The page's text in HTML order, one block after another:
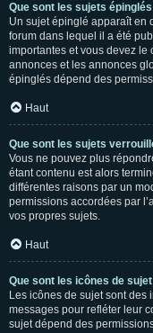
Que sont les sujets
Un sujet épinglé apparaît en
forum dans lequel il a été
importantes et vous devez
annonces et les annonces
épinglés dépend des
Haut
Que sont les sujets
Vous ne pouvez plus
étant contenu est alors
différentes raisons par un
permissions accordées par
vos propres sujets.
Haut
Que sont les icônes de
Les icônes de sujet sont
messages pour refléter leur
sujet dépend des